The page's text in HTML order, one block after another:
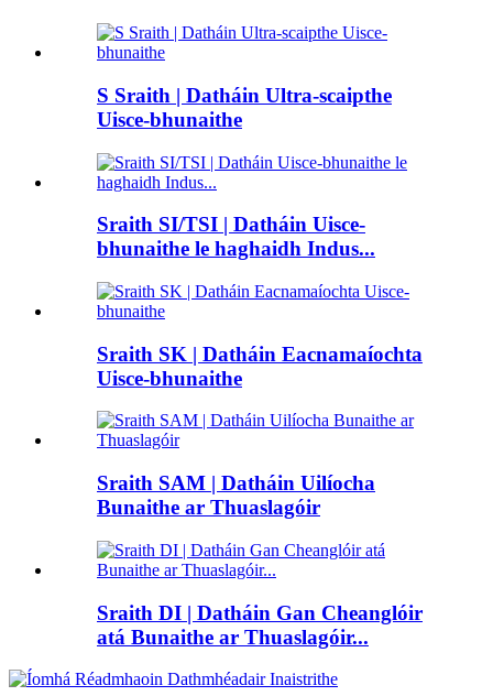
S Sraith | Datháin Ultra-scaipthe
Uisce-bhunaithe
Sraith SI/TSI | Datháin Uisce-
bhunaithe le haghaidh Indus...
Sraith SK | Datháin Eacnamaíochta
Uisce-bhunaithe
Sraith SAM | Datháin Uilíocha
Bunaithe ar Thuaslagóir
Sraith DI | Datháin Gan Cheanglóir
atá Bunaithe ar Thuaslagóir...